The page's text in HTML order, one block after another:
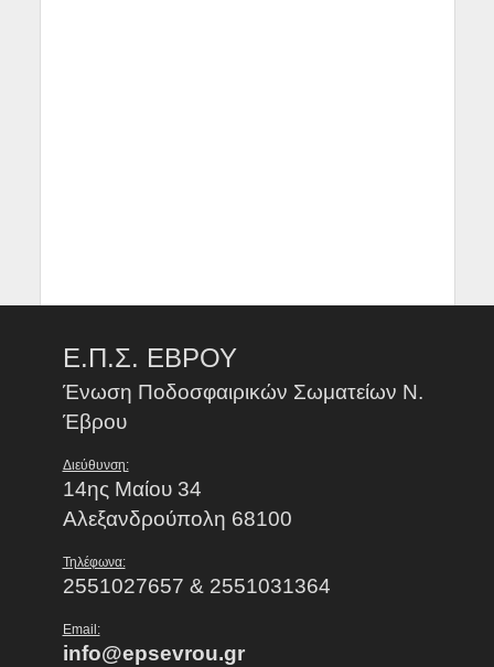
Ε.Π.Σ. ΕΒΡΟΥ
Ένωση Ποδοσφαιρικών Σωματείων Ν.
Έβρου
Διεύθυνση:
14ης Μαίου 34
Αλεξανδρούπολη 68100
Τηλέφωνα:
2551027657 & 2551031364
Email:
info@epsevrou.gr